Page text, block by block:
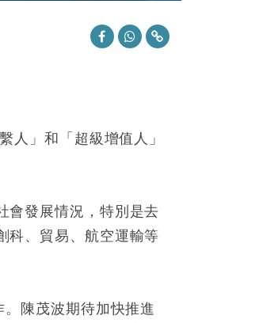
人」和「超級增值人」
會發展情況，特別是去
科、貿易、航空運輸等
陳茂波期待加快推進